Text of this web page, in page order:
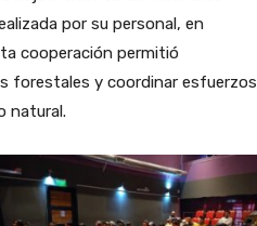
por su personal, en
cooperación permitió
forestales y coordinar esfuerzos
natural.